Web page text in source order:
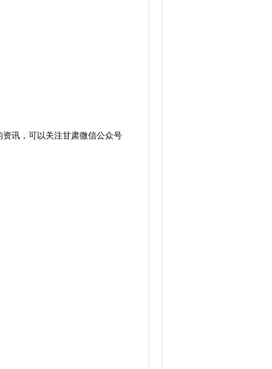
讯，可以关注甘肃微信公众号